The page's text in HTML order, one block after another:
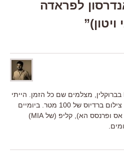
לפראדה
ויטון)”
הפריים לקוח משכונת DUMBO בברוקלין, מצלמים שם כל הזמן. הייתי
לפני כחודש והיו שם כמה צוותי צילום ברדיוס של 100 מטר. ביומיים
האחרונים ראיתי 2 סרטים (קיק אס ופרנסס הא), קליפ (של MIA)